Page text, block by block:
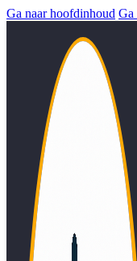
Ga naar hoofdinhoud Ga